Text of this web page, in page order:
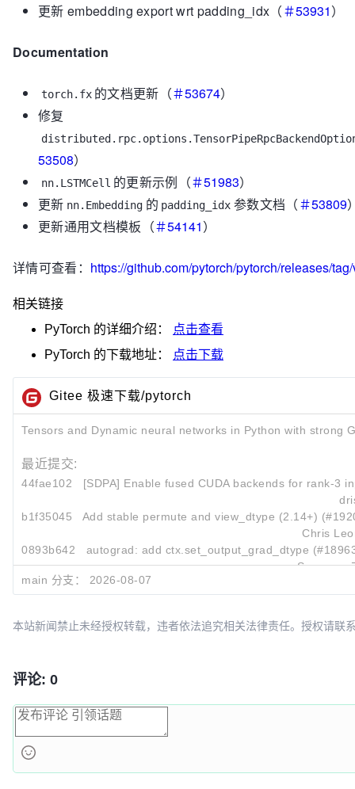
更新 embedding export wrt padding_idx（＃53931）
Documentation
torch.fx 的文档更新（＃53674）
修复
53508）
nn.LSTMCell 的更新示例（＃51983）
更新 nn.Embedding 的 padding_idx 参数文档（＃53809
更新通用文档模板（＃54141）
详情可查看： https://github.com/pytorch/pytorch/releases/
相关链接
PyTorch 的详细介绍：
点击查看
PyTorch 的下载地址： 点击下载
Gitee 极速下载/pytorch
Tensors and Dynamic neural networks in Python with strong
最近提交:
44fae102
[SDPA] Enable fused CUDA backends for rank-3
b1f35045
Add stable permute and view_dtype (2.14+)
Chris
0893b642
autograd: add ctx.set_output_grad_dtype
main 分支：
2026-08-07
本站新闻禁止未经授权转载，违者依法追究相关法律责任。授权请联
评论: 0